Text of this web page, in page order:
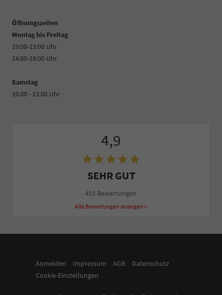
Öffnungszeiten
Montag bis Freitag
10:00-13:00 Uhr
14:00-18:00 Uhr
Samstag
10.00 - 13.00 Uhr
4,9
SEHR GUT
415 Bewertungen
Alle Bewertungen anzeigen >
Anmelden Impressum AGB
Datenschutz
Cookie-Einstellungen